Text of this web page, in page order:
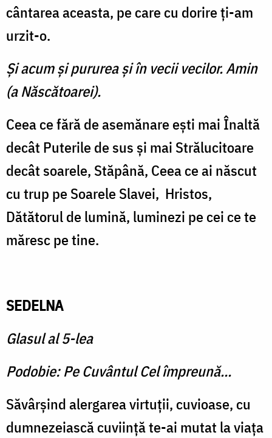
cântarea aceasta, pe care cu dorire ţi-am
urzit-o.
Şi acum şi pururea şi în vecii vecilor. Amin
(a Născătoarei).
Ceea ce fără de asemănare eşti mai Înaltă
decât Puterile de sus şi mai Strălucitoare
decât soarele, Stăpână, Ceea ce ai născut
cu trup pe Soarele Slavei, Hristos,
Dătătorul de lumină, luminezi pe cei ce te
măresc pe tine.
SEDELNA
Glasul al 5-lea
Podobie: Pe Cuvântul Cel împreună…
Săvârşind alergarea virtuţii, cuvioase, cu
dumnezeiască cuviinţă te-ai mutat la viaţa